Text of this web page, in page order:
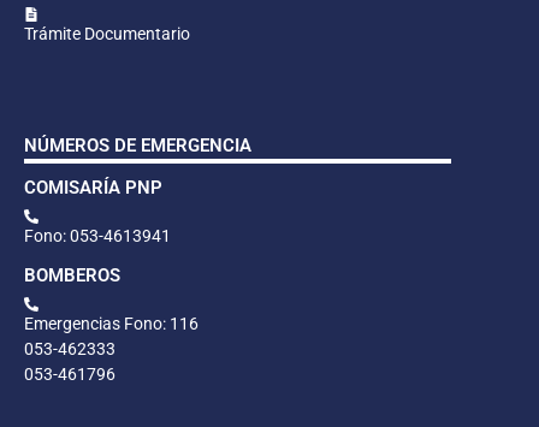
Trámite Documentario
NÚMEROS DE EMERGENCIA
COMISARÍA PNP
Fono: 053-4613941
BOMBEROS
Emergencias Fono: 116
053-462333
053-461796